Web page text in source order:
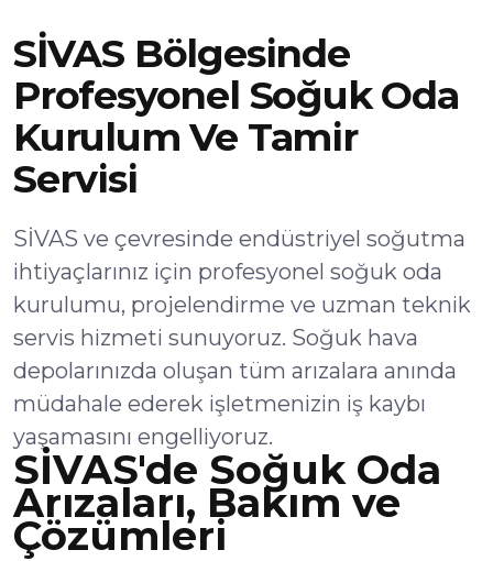
SİVAS Bölgesinde
Profesyonel Soğuk Oda
Kurulum Ve Tamir
Servisi
SİVAS ve çevresinde endüstriyel soğutma
ihtiyaçlarınız için profesyonel soğuk oda
kurulumu, projelendirme ve uzman teknik
servis hizmeti sunuyoruz. Soğuk hava
depolarınızda oluşan tüm arızalara anında
müdahale ederek işletmenizin iş kaybı
yaşamasını engelliyoruz.
SİVAS'de Soğuk Oda
Arızaları, Bakım ve
Çözümleri